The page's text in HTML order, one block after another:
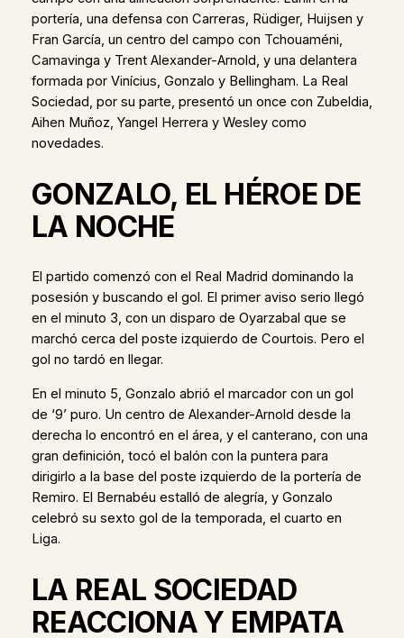
portería, una defensa con Carreras, Rüdiger, Huijsen y
Fran García, un centro del campo con Tchouaméni,
Camavinga y Trent Alexander-Arnold, y una delantera
formada por Vinícius, Gonzalo y Bellingham. La Real
Sociedad, por su parte, presentó un once con Zubeldia,
Aihen Muñoz, Yangel Herrera y Wesley como
novedades.
GONZALO, EL HÉROE DE
LA NOCHE
El partido comenzó con el Real Madrid dominando la
posesión y buscando el gol. El primer aviso serio llegó
en el minuto 3, con un disparo de Oyarzabal que se
marchó cerca del poste izquierdo de Courtois. Pero el
gol no tardó en llegar.
En el minuto 5, Gonzalo abrió el marcador con un gol
de ‘9’ puro. Un centro de Alexander-Arnold desde la
derecha lo encontró en el área, y el canterano, con una
gran definición, tocó el balón con la puntera para
dirigirlo a la base del poste izquierdo de la portería de
Remiro. El Bernabéu estalló de alegría, y Gonzalo
celebró su sexto gol de la temporada, el cuarto en
Liga.
LA REAL SOCIEDAD
REACCIONA Y EMPATA